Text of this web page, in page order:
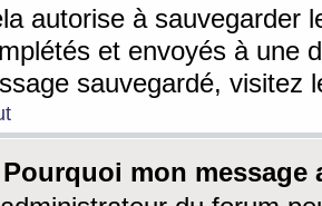
autorise à sauvegarder
et envoyés à une
sauvegardé, visitez
Pourquoi mon message